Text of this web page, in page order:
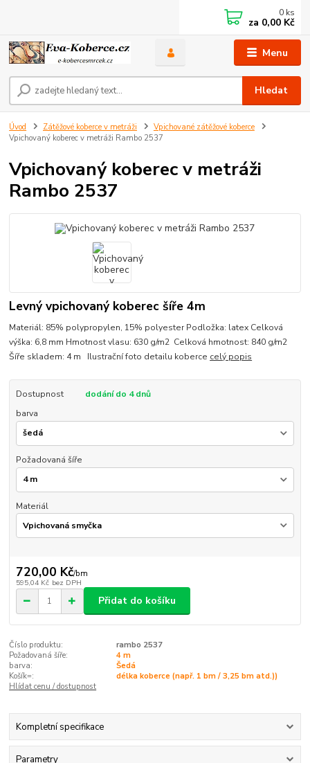
Menu
Hledat
0 ks
za 0,00 Kč
Úvod Zátěžové koberce v metráži
Vpichované zátěžové koberce
Vpichovaný koberec v metráži Rambo 2537
Vpichovaný koberec v metráži
Rambo 2537
Levný vpichovaný koberec šíře 4m
Materiál: 85% polypropylen, 15% polyester Podložka: latex Celková
výška: 6,8 mm Hmotnost vlasu: 630 g/m2 Celková hmotnost: 840 g/m2
Šíře skladem: 4 m Ilustrační foto detailu koberce celý popis
Dostupnost
dodání do 4 dnů
barva
Požadovaná šíře
Materiál
720,00 Kč/bm
595,04 Kč bez DPH
Přidat do košíku
Číslo produktu:
rambo 2537
Požadovaná šíře:
4 m
barva:
Šedá
Košík=:
délka koberce (např. 1 bm / 3,25 bm atd.))
Hlídat cenu / dostupnost
Kompletní specifikace
Parametry